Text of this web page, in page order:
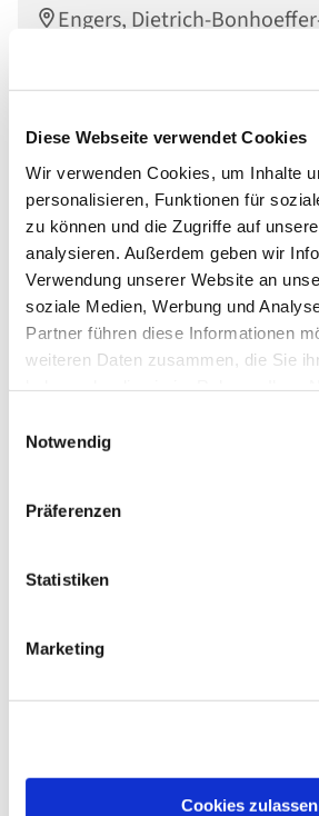
Diese Webseite verwendet Cookies
Wir verwenden Cookies, um Inhalte
personalisieren, Funktionen für
zu können und die Zugriffe auf
analysieren. Außerdem geben wir
Verwendung unserer Website an
soziale Medien, Werbung und
Partner führen diese Informationen
weiteren Daten zusammen, die Sie
Notwendig
Präferenzen
Statistiken
Marketing
Cookies zulassen
Engers, Dietrich-